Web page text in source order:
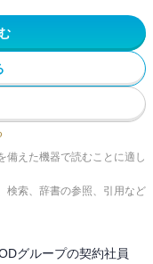
えた機器で読むことに適し
検索、辞書の参照、引用など
グループの契約社員